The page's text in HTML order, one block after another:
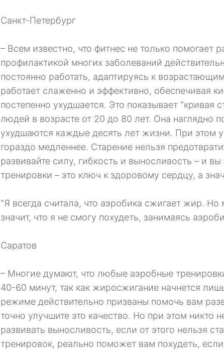
Санкт-Петербург
– Всем известно, что фитнес не только помогает
профилактикой многих заболеваний
постоянно работать, адаптируясь к
работает слаженно и эффективно, обеспечивая
постепенно ухудшается. Это показывает "кривая
людей в возрасте от 20 до 80 лет. Она наглядно
ухудшаются каждые десять лет жизни. При этом
гораздо медленнее. Старение нельзя
развивайте силу, гибкость и выносливость – и
тренировки – это ключ к здоровому сердцу, а
"Я всегда считала, что аэробика сжигает жир.
значит, что я не смогу похудеть, занимаясь
Саратов
– Многие думают, что любые аэробные
40-60 минут, так как жиросжигание начнется
режиме действительно призваны помочь вам
точно улучшите это качество. Но при этом
развивать выносливость, если от этого нельзя
тренировок, реально поможет вам похудеть,